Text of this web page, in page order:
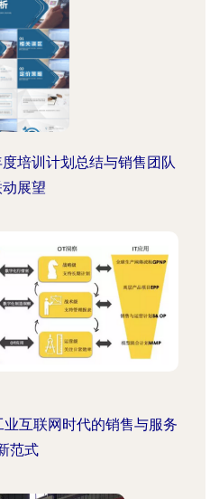
培训计划总结与销售团队
展望
互联网时代的销售与服务
范式